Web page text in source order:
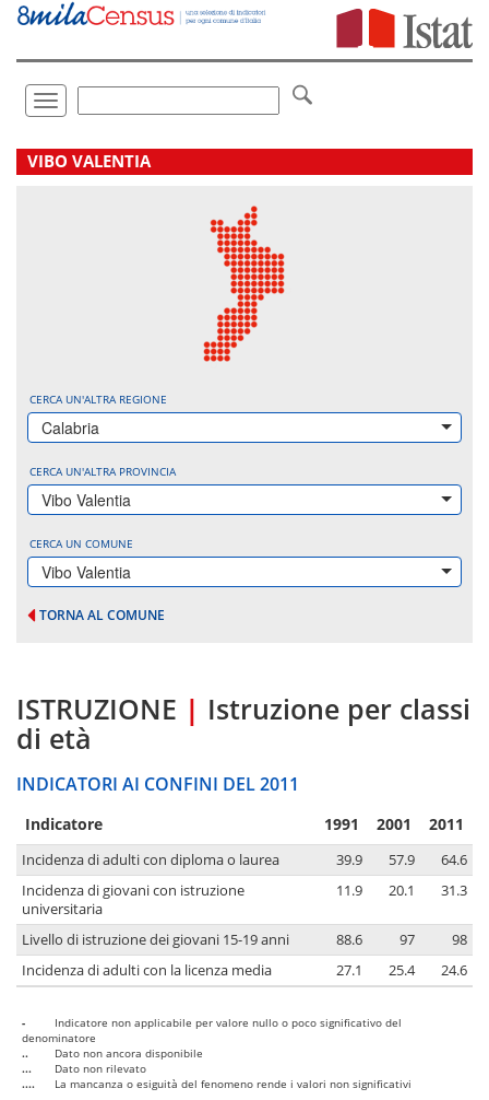
Vai
direttamente
Toggle
navigation
.
VIBO VALENTIA
CERCA UN'ALTRA REGIONE
Calabria
CERCA UN'ALTRA PROVINCIA
Vibo Valentia
CERCA UN COMUNE
Vibo Valentia
TORNA AL COMUNE
ISTRUZIONE | Istruzione per classi
di età
INDICATORI AI CONFINI DEL 2011
Indicatore 1991 2001 2011
Incidenza di adulti con diploma o laurea 39.9 57.9
64.6
Incidenza di giovani con istruzione
universitaria
11.9 20.1 31.3
Livello di istruzione dei giovani 15-19 anni 88.6 97
98
Incidenza di adulti con la licenza media
27.1 25.4 24.6
-
Indicatore non applicabile per valore nullo o poco significativo del
denominatore
..
Dato non ancora disponibile
...
Dato non rilevato
....
La mancanza o esiguità del fenomeno rende i valori non significativi